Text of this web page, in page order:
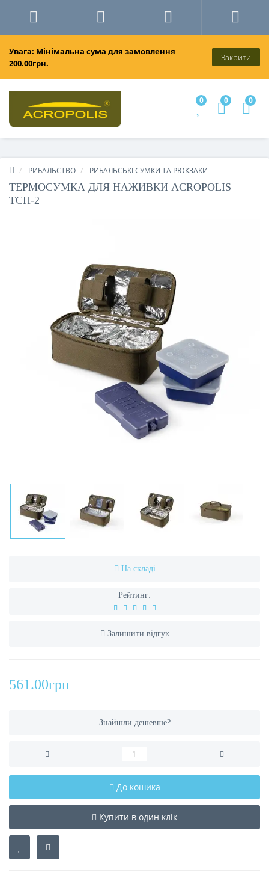
Увага: Мінімальна сума для замовлення
200.00грн.
Закрити
0 0 0
РИБАЛЬСТВО РИБАЛЬСЬКІ СУМКИ ТА РЮКЗАКИ
ТЕРМОСУМКА ДЛЯ НАЖИВКИ ACROPOLIS
ТСН-2
На складі
Рейтинг:
Залишити відгук
561.00грн
Знайшли дешевше?
До кошика
Купити в один клік